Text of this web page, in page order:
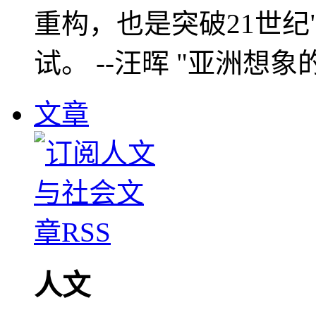
重构，也是突破21世
试。 --汪晖 "亚洲想象
文章
人文